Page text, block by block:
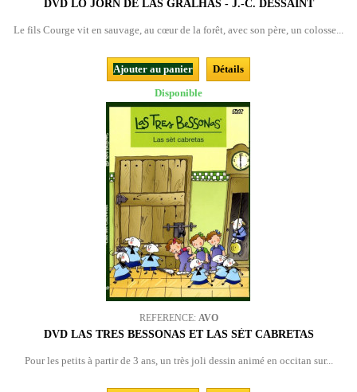
DVD LO JORN DE LAS GRALHAS - J.-C. DESSAINT
Le fils Courge vit en sauvage, au cœur de la forêt, avec son père, un colosse...
Ajouter au panier
Détails
Disponible
REFERENCE: AVO
DVD LAS TRES BESSONAS ET LAS SÈT CABRETAS
Pour les petits à partir de 3 ans, un très joli dessin animé en occitan sur...